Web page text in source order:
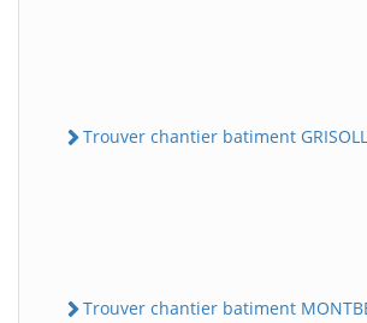
Trouver chantier batiment
Trouver chantier batiment